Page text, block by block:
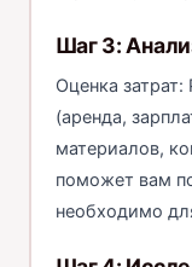
Шаг 3:
Оценка затрат:
(аренда,
материалов,
поможет вам
необходимо